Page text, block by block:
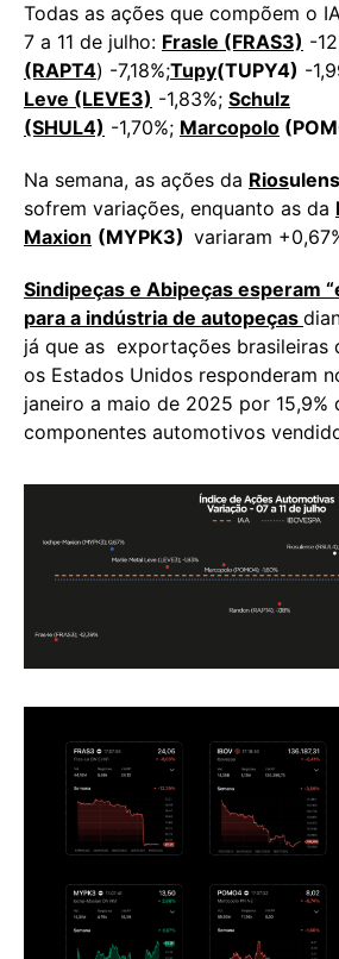
Todas as ações que compõem o
7 a 11 de julho: Frasle (FRAS3) -
(RAPT4) -7,18%;Tupy(TUPY4) -
Leve (LEVE3) -1,83%; Schulz
(SHUL4) -1,70%; Marcopolo
Na semana, as ações da Rios
sofrem variações, enquanto as da
Maxion (MYPK3) variaram
Sindipeças e Abipeças esperam
para a indústria de autopeças
já que as exportações brasileiras
os Estados Unidos responderam
janeiro a maio de 2025 por 15,9%
componentes automotivos